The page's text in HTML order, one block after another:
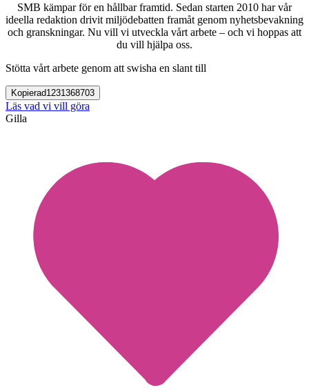
SMB kämpar för en hållbar framtid. Sedan starten 2010 har vår
ideella redaktion drivit miljödebatten framåt genom nyhetsbevakning
och granskningar. Nu vill vi utveckla vårt arbete – och vi hoppas att
du vill hjälpa oss.
Stötta vårt arbete genom att swisha en slant till
Kopierad1231368703
Läs vad vi vill göra
Gilla